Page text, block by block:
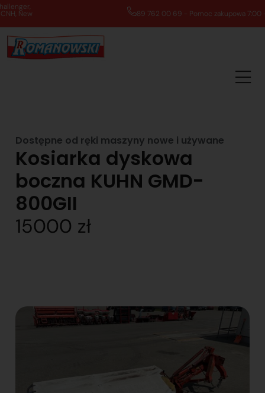
89 762 00 69 - Pomoc zakupowa 7:00 - 16:00
Dostępne od ręki maszyny nowe i używane
Kosiarka dyskowa
boczna KUHN GMD-
800GII
15000 zł